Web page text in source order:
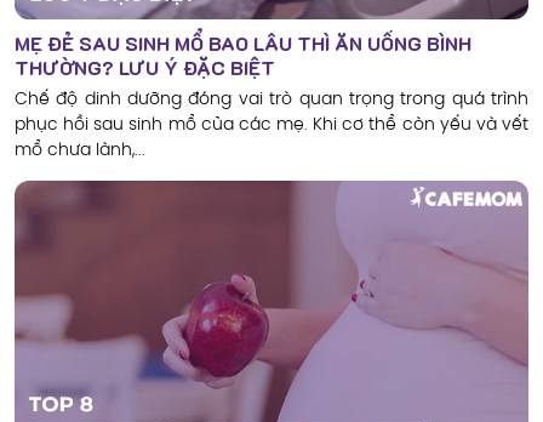
MẸ ĐẺ SAU SINH MỔ BAO LÂU THÌ ĂN UỐNG BÌNH
THƯỜNG? LƯU Ý ĐẶC BIỆT
Chế độ dinh dưỡng đóng vai trò quan trọng trong quá trình
phục hồi sau sinh mổ của các mẹ. Khi cơ thể còn yếu và vết
mổ chưa lành,...